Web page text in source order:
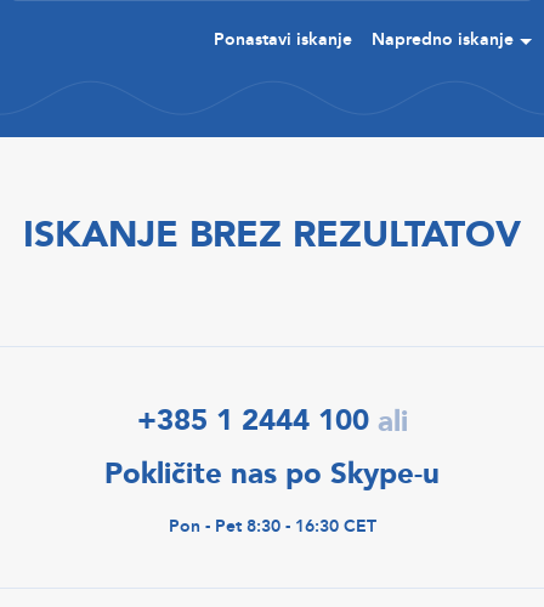
Ponastavi iskanje Napredno iskanje
ISKANJE BREZ REZULTATOV
+385 1 2444 100 ali
Pokličite nas po Skype-u
Pon - Pet 8:30 - 16:30 CET